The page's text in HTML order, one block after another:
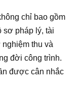
chỉ bao gồm
sơ pháp lý, tài
thu và
đời công trình.
được cân nhắc